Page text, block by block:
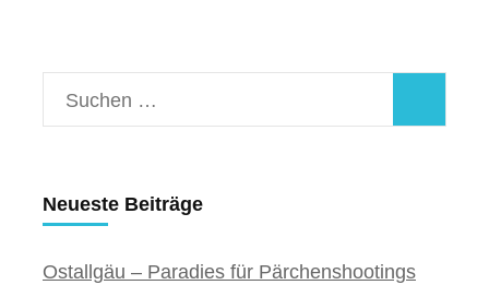
Suchen
nach:
Neueste Beiträge
Ostallgäu – Paradies für Pärchenshootings